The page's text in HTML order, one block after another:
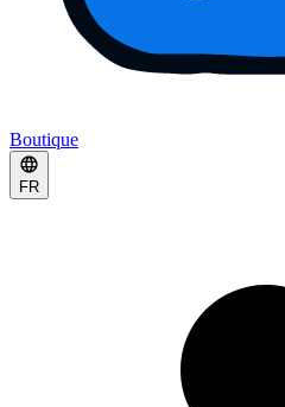
Boutique
FR